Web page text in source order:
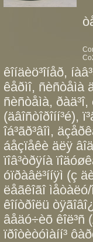
êîíäèö³îíåð,
êåðìî, ñèñòåìà
ñèñòåìà,
(äâîñòîðîíí³é),
îá³ãð³âîì,
áåçïåêè äëÿ
ïîâ³òðÿíà
óïðàâë³ííÿì (ç
ëåãêîãî
êîíòðîëü
âåäó÷èõ êîë³ñ
ïðîòèòóìàíí³